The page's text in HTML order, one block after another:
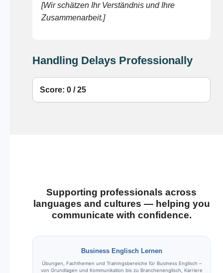
[Wir schätzen Ihr Verständnis und Ihre
Zusammenarbeit.]
Handling Delays Professionally
Score: 0 / 25
Supporting professionals across
languages and cultures — helping you
communicate with confidence.
Business Englisch Lernen
Übungen, Fachthemen und Trainingsbereiche für Business Englisch –
von Grundlagen und Kommunikation bis zu Branchenenglisch, Karriere